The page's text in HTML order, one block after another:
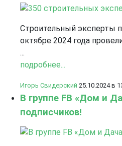
Строительный эксперты
октябре 2024 года
...
подробнее...
Игорь Свидерский 25.10.2024 в
В группе FB «Дом и
подписчиков!